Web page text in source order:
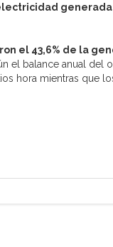
el 43,6% de la
el balance anual
hora mientras que